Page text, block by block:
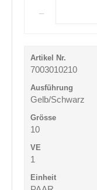
7003010210
Gelb/Schwarz
10
1